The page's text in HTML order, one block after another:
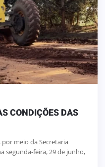
CONDIÇÕES DAS
meio da Secretaria
segunda-feira, 29 de junho,